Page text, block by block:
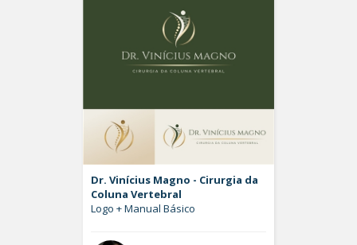
Dr. Vinícius Magno - Cirurgia da
Coluna Vertebral
Logo + Manual Básico